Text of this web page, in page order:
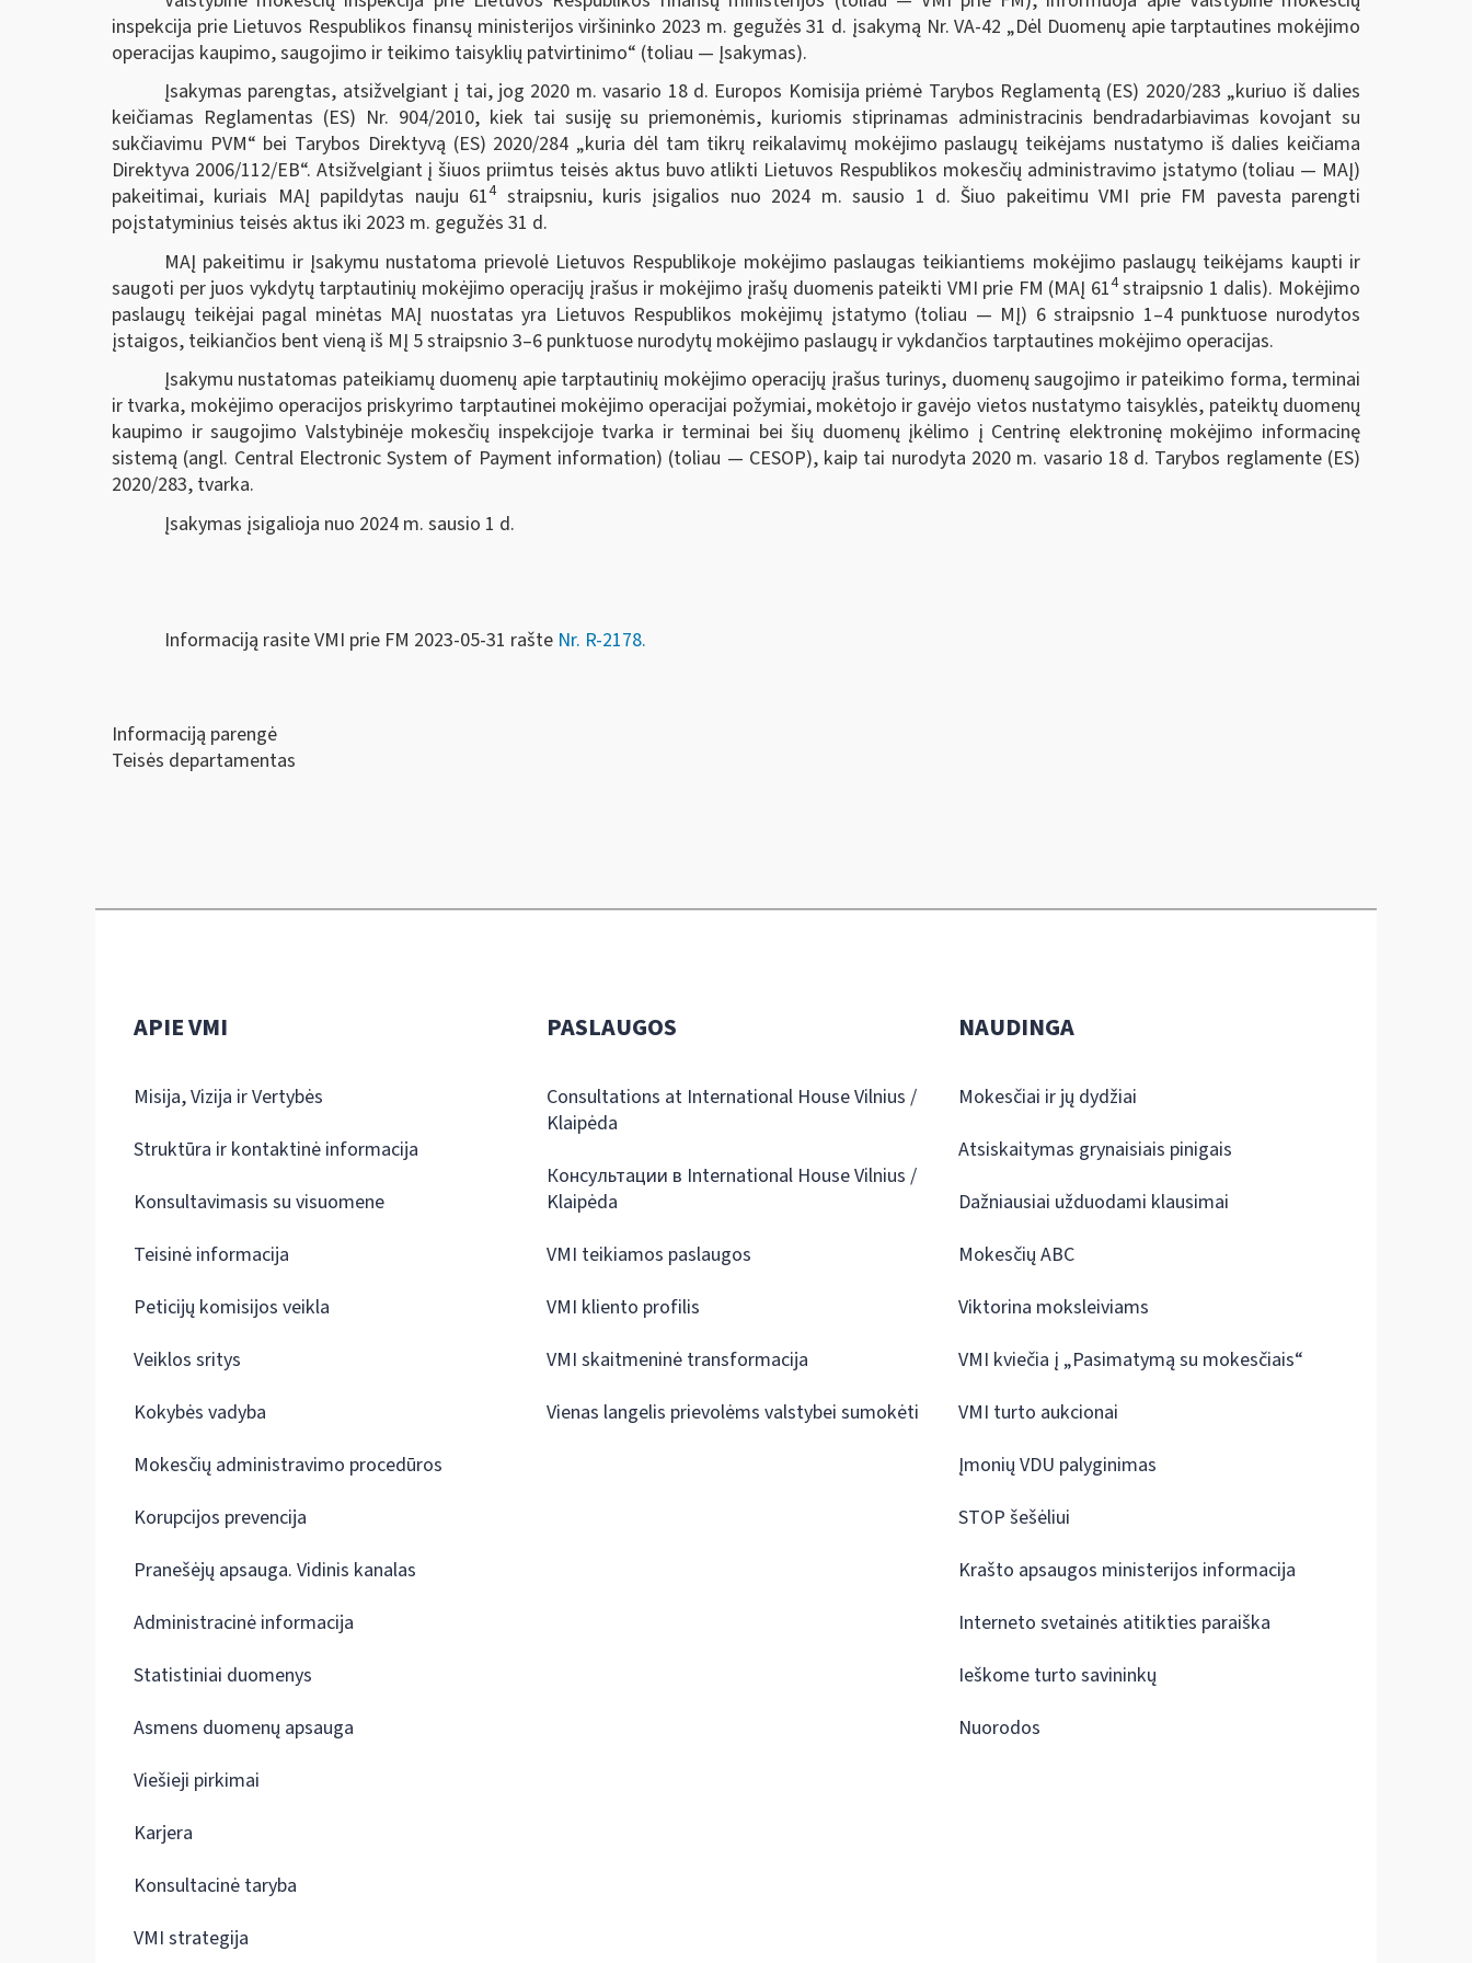
inspekcija prie Lietuvos Respublikos finansų ministerijos viršininko 2023 m. gegužės 31 d. įsakymą Nr. VA-42 „Dėl Duomenų apie tarptautines mokėjimo
operacijas kaupimo, saugojimo ir teikimo taisyklių patvirtinimo“ (toliau — Įsakymas).
Įsakymas parengtas, atsižvelgiant į tai, jog 2020 m. vasario 18 d. Europos Komisija priėmė Tarybos Reglamentą (ES) 2020/283 „kuriuo iš dalies
keičiamas Reglamentas (ES) Nr. 904/2010, kiek tai susiję su priemonėmis, kuriomis stiprinamas administracinis bendradarbiavimas kovojant su
sukčiavimu PVM“ bei Tarybos Direktyvą (ES) 2020/284 „kuria dėl tam tikrų reikalavimų mokėjimo paslaugų teikėjams nustatymo iš dalies keičiama
Direktyva 2006/112/EB“. Atsižvelgiant į šiuos priimtus teisės aktus buvo atlikti Lietuvos Respublikos mokesčių administravimo įstatymo (toliau — MAĮ)
pakeitimai, kuriais MAĮ papildytas nauju 614straipsniu, kuris įsigalios nuo 2024 m. sausio 1 d. Šiuo pakeitimu VMI prie FM pavesta parengti
poįstatyminius teisės aktus iki 2023 m. gegužės 31 d.
MAĮ pakeitimu ir Įsakymu nustatoma prievolė Lietuvos Respublikoje mokėjimo paslaugas teikiantiems mokėjimo paslaugų teikėjams kaupti ir
saugoti per juos vykdytų tarptautinių mokėjimo operacijų įrašus ir mokėjimo įrašų duomenis pateikti VMI prie FM (MAĮ 614straipsnio 1 dalis). Mokėjimo
paslaugų teikėjai pagal minėtas MAĮ nuostatas yra Lietuvos Respublikos mokėjimų įstatymo (toliau — MĮ) 6 straipsnio 1–4 punktuose nurodytos
įstaigos, teikiančios bent vieną iš MĮ 5 straipsnio 3–6 punktuose nurodytų mokėjimo paslaugų ir vykdančios tarptautines mokėjimo operacijas.
Įsakymu nustatomas pateikiamų duomenų apie tarptautinių mokėjimo operacijų įrašus turinys, duomenų saugojimo ir pateikimo forma, terminai
ir tvarka, mokėjimo operacijos priskyrimo tarptautinei mokėjimo operacijai požymiai, mokėtojo ir gavėjo vietos nustatymo taisyklės, pateiktų duomenų
kaupimo ir saugojimo Valstybinėje mokesčių inspekcijoje tvarka ir terminai bei šių duomenų įkėlimo į Centrinę elektroninę mokėjimo informacinę
sistemą (angl. Central Electronic System of Payment information) (toliau — CESOP), kaip tai nurodyta 2020 m. vasario 18 d. Tarybos reglamente (ES)
2020/283, tvarka.
Įsakymas įsigalioja nuo 2024 m. sausio 1 d.
Informaciją rasite VMI prie FM 2023-05-31 rašte Nr. R-2178.
Informaciją parengė
Teisės departamentas
APIE VMI
Misija, Vizija ir Vertybės
Struktūra ir kontaktinė informacija
Konsultavimasis su visuomene
Teisinė informacija
Peticijų komisijos veikla
Veiklos sritys
Kokybės vadyba
Mokesčių administravimo procedūros
Korupcijos prevencija
Pranešėjų apsauga. Vidinis kanalas
Administracinė informacija
Statistiniai duomenys
Asmens duomenų apsauga
Viešieji pirkimai
Karjera
Konsultacinė taryba
VMI strategija
PASLAUGOS
Consultations at International House Vilnius /
Klaipėda
Консультации в International House Vilnius /
Klaipėda
VMI teikiamos paslaugos
VMI kliento profilis
VMI skaitmeninė transformacija
Vienas langelis prievolėms valstybei sumokėti
NAUDINGA
Mokesčiai ir jų dydžiai
Atsiskaitymas grynaisiais pinigais
Dažniausiai užduodami klausimai
Mokesčių ABC
Viktorina moksleiviams
VMI kviečia į „Pasimatymą su mokesčiais“
VMI turto aukcionai
Įmonių VDU palyginimas
STOP šešėliui
Krašto apsaugos ministerijos informacija
Interneto svetainės atitikties paraiška
Ieškome turto savininkų
Nuorodos